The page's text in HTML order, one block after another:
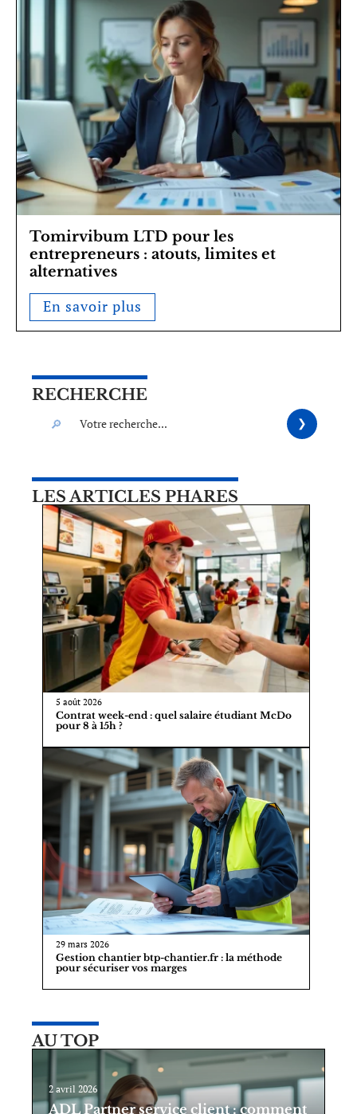
Tomirvibum LTD pour les
entrepreneurs : atouts, limites et
alternatives
En savoir plus
RECHERCHE
LES ARTICLES PHARES
5 août 2026
Contrat week-end : quel salaire étudiant McDo
pour 8 à 15h ?
29 mars 2026
Gestion chantier btp-chantier.fr : la méthode
pour sécuriser vos marges
AU TOP
2 avril 2026
ADL Partner service client : comment